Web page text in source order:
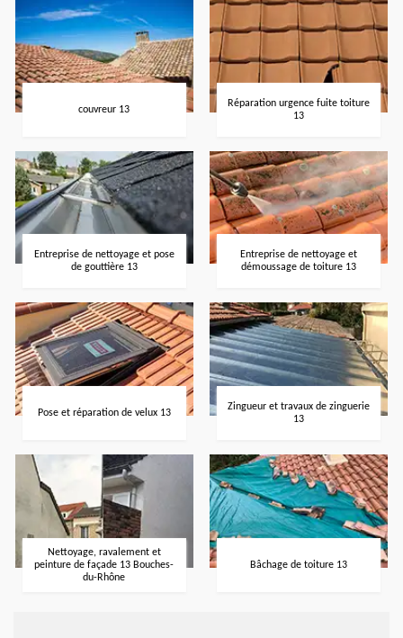
couvreur 13
Réparation urgence fuite toiture
13
Entreprise de nettoyage et pose
de gouttière 13
Entreprise de nettoyage et
démoussage de toiture 13
Pose et réparation de velux 13
Zingueur et travaux de zinguerie
13
Nettoyage, ravalement et
peinture de façade 13 Bouches-
du-Rhône
Bâchage de toiture 13